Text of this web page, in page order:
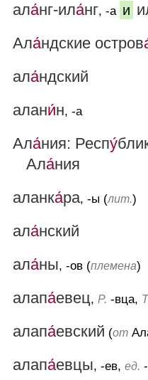
ала́нг-ила́нг, -а и
Ала́ндские остров
ала́ндский
алани́н, -а
Ала́ния: Респу́
Ала́ния
аланка́ра, -ы (лит.)
ала́нский
ала́ны, -ов (племена)
алапа́евец, Р. -вца,
алапа́евский (от
алапа́евцы, -ев, ед.